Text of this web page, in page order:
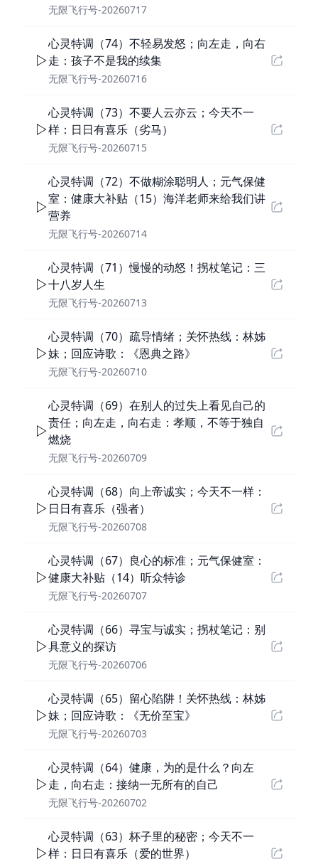
无限飞行号-20260717
心灵特调（74）不轻易发怒；向左走，向右
走：孩子不是我的续集
无限飞行号-20260716
心灵特调（73）不要人云亦云；今天不一
样：日日有喜乐（劣马）
无限飞行号-20260715
心灵特调（72）不做糊涂聪明人；元气保健
室：健康大补贴（15）海洋老师来给我们讲
营养
无限飞行号-20260714
心灵特调（71）慢慢的动怒！拐杖笔记：三
十八岁人生
无限飞行号-20260713
心灵特调（70）疏导情绪；关怀热线：林姊
妹；回应诗歌：《恩典之路》
无限飞行号-20260710
心灵特调（69）在别人的过失上看见自己的
责任；向左走，向右走：孝顺，不等于独自
燃烧
无限飞行号-20260709
心灵特调（68）向上帝诚实；今天不一样：
日日有喜乐（强者）
无限飞行号-20260708
心灵特调（67）良心的标准；元气保健室：
健康大补贴（14）听众特诊
无限飞行号-20260707
心灵特调（66）寻宝与诚实；拐杖笔记：别
具意义的探访
无限飞行号-20260706
心灵特调（65）留心陷阱！关怀热线：林姊
妹；回应诗歌：《无价至宝》
无限飞行号-20260703
心灵特调（64）健康，为的是什么？向左
走，向右走：接纳一无所有的自己
无限飞行号-20260702
心灵特调（63）杯子里的秘密；今天不一
样：日日有喜乐（爱的世界）